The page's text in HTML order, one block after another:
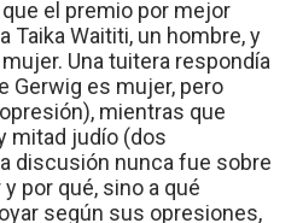
el premio por mejor
Taika Waititi, un hombre, y
Una tuitera respondía
Gerwig es mujer, pero
mientras que
mitad judío (dos
discusión nunca fue sobre
por qué, sino a qué
según sus opresiones,